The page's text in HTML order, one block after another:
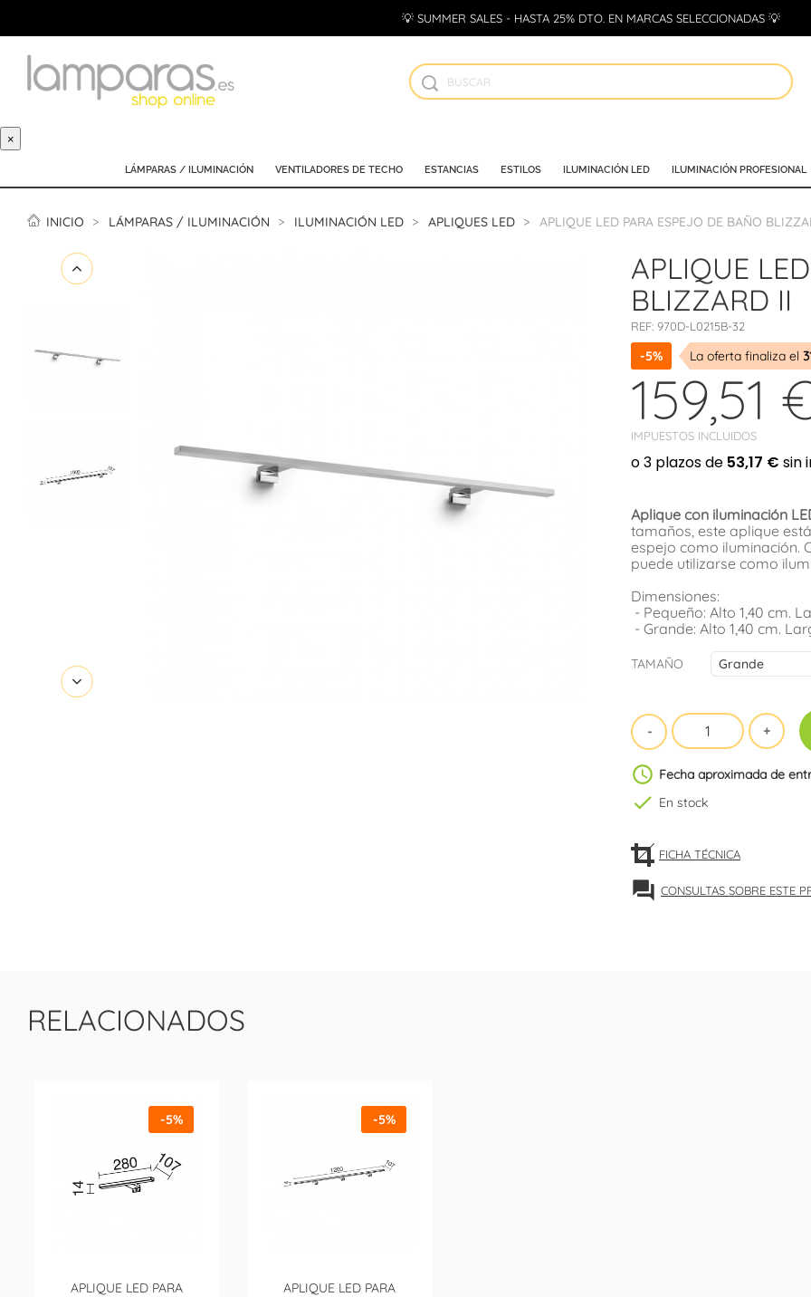
💡 SUMMER SALES - HASTA 25% DTO. EN MARCAS SELECCIONADAS 💡
×
LÁMPARAS / ILUMINACIÓN VENTILADORES DE TECHO ESTANCIAS ESTILOS ILUMINACIÓN LED ILUMINACIÓN PROFESIONAL
INICIO LÁMPARAS / ILUMINACIÓN ILUMINACIÓN LED APLIQUES LED APLIQUE LED PARA ESPEJO DE BAÑO
APLIQUE
BLIZZARD II
REF: 970D-L0215B-32
-5% La oferta finaliza el
159,51
IMPUESTOS INCLUIDOS
Aplique con iluminación
tamaños, este aplique
espejo como iluminación.
puede utilizarse como
Dimensiones:
- Pequeño: Alto 1,40 cm.
- Grande: Alto 1,40 cm.
TAMAÑO
schedule Fecha aproximada de
check En stock
FICHA TÉCNICA
forum CONSULTAS SOBRE ESTE
RELACIONADOS
APLIQUE LED PARA
-5%
APLIQUE LED PARA
-5%